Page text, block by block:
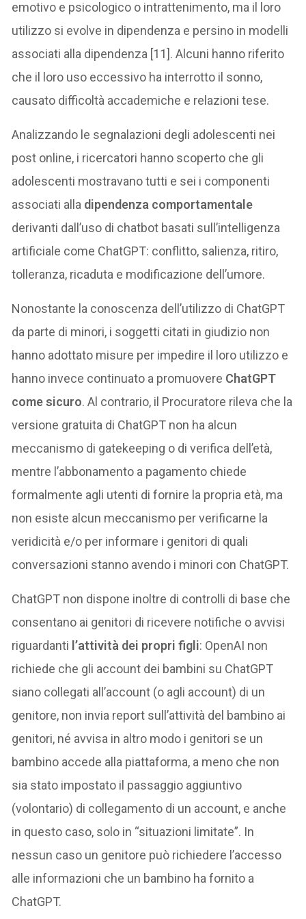
emotivo e psicologico o intrattenimento, ma il loro
utilizzo si evolve in dipendenza e persino in modelli
associati alla dipendenza [11]. Alcuni hanno riferito
che il loro uso eccessivo ha interrotto il sonno,
causato difficoltà accademiche e relazioni tese.
Analizzando le segnalazioni degli adolescenti nei
post online, i ricercatori hanno scoperto che gli
adolescenti mostravano tutti e sei i componenti
associati alla dipendenza comportamentale
derivanti dall’uso di chatbot basati sull’intelligenza
artificiale come ChatGPT: conflitto, salienza, ritiro,
tolleranza, ricaduta e modificazione dell’umore.
Nonostante la conoscenza dell’utilizzo di ChatGPT
da parte di minori, i soggetti citati in giudizio non
hanno adottato misure per impedire il loro utilizzo e
hanno invece continuato a promuovere ChatGPT
come sicuro. Al contrario, il Procuratore rileva che la
versione gratuita di ChatGPT non ha alcun
meccanismo di gatekeeping o di verifica dell’età,
mentre l’abbonamento a pagamento chiede
formalmente agli utenti di fornire la propria età, ma
non esiste alcun meccanismo per verificarne la
veridicità e/o per informare i genitori di quali
conversazioni stanno avendo i minori con ChatGPT.
ChatGPT non dispone inoltre di controlli di base che
consentano ai genitori di ricevere notifiche o avvisi
riguardanti l’attività dei propri figli: OpenAI non
richiede che gli account dei bambini su ChatGPT
siano collegati all’account (o agli account) di un
genitore, non invia report sull’attività del bambino ai
genitori, né avvisa in altro modo i genitori se un
bambino accede alla piattaforma, a meno che non
sia stato impostato il passaggio aggiuntivo
(volontario) di collegamento di un account, e anche
in questo caso, solo in “situazioni limitate”. In
nessun caso un genitore può richiedere l’accesso
alle informazioni che un bambino ha fornito a
ChatGPT.